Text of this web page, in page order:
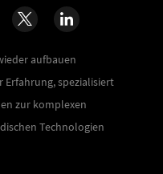
aufbauen
spezialisiert
zur komplexen
Technologien